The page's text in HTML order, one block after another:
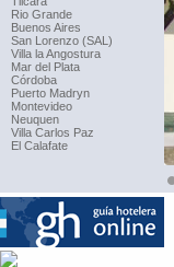
Rio Grande
Buenos Aires
San Lorenzo (SAL)
Villa la Angostura
Mar del Plata
Córdoba
Puerto Madryn
Montevideo
Neuquen
Villa Carlos Paz
El Calafate